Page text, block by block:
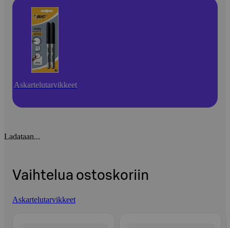
Askartelutarvikkeet
Ladataan...
Vaihtelua ostoskoriin
Askartelutarvikkeet